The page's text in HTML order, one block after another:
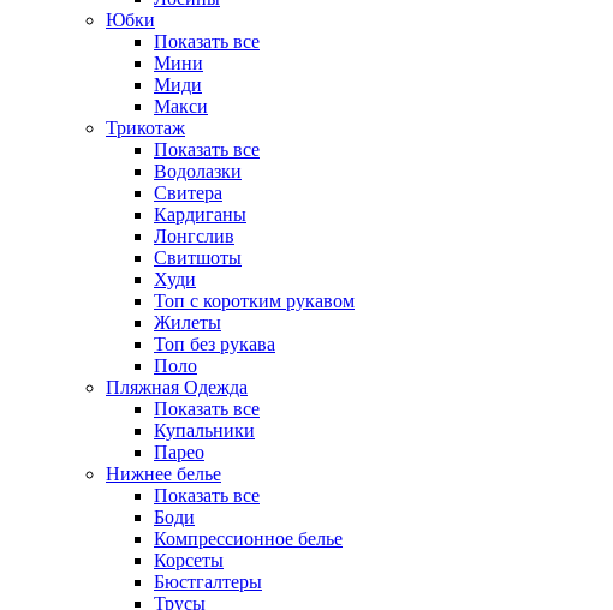
Юбки
Показать все
Мини
Миди
Макси
Трикотаж
Показать все
Водолазки
Свитера
Кардиганы
Лонгслив
Свитшоты
Худи
Топ с коротким рукавом
Жилеты
Топ без рукава
Поло
Пляжная Одежда
Показать все
Купальники
Парео
Нижнее белье
Показать все
Боди
Компрессионное белье
Корсеты
Бюстгалтеры
Трусы